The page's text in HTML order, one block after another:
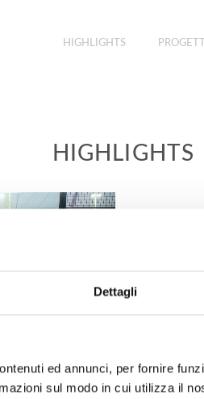
Dettagli
ed annunci, per fornire
sul modo in cui utilizza il
HIGHLIGHTS PROGETTI
HIGHLIGHTS
2024